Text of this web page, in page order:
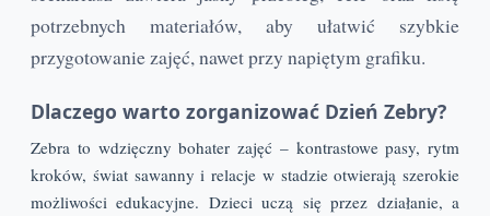
potrzebnych materiałów, aby ułatwić szybkie
przygotowanie zajęć, nawet przy napiętym grafiku.
Dlaczego warto zorganizować Dzień Zebry?
Zebra to wdzięczny bohater zajęć – kontrastowe pasy, rytm
kroków, świat sawanny i relacje w stadzie otwierają szerokie
możliwości edukacyjne. Dzieci uczą się przez działanie, a